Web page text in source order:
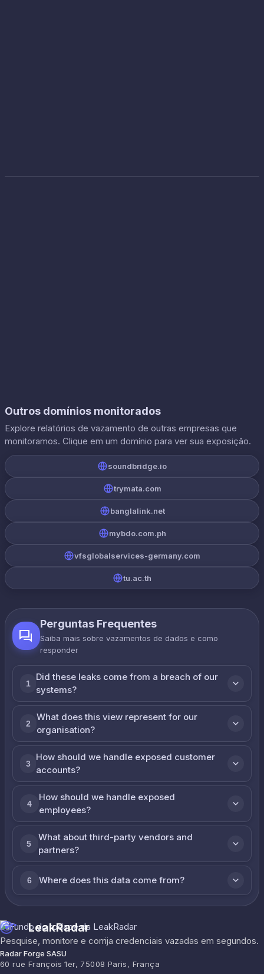
Outros domínios monitorados
Explore relatórios de vazamento de outras empresas que
monitoramos. Clique em um domínio para ver sua exposição.
soundbridge.io
trymata.com
banglalink.net
mybdo.com.ph
vfsglobalservices-germany.com
tu.ac.th
Perguntas Frequentes
Saiba mais sobre vazamentos de dados e como
responder
1
Did these leaks come from a breach of our
systems?
2
What does this view represent for our
organisation?
3
How should we handle exposed customer
accounts?
4
How should we handle exposed
employees?
5
What about third-party vendors and
partners?
6 Where does this data come from?
LeakRadar
Pesquise, monitore e corrija credenciais vazadas em segundos.
Radar Forge SASU
60 rue François 1er, 75008 Paris, França